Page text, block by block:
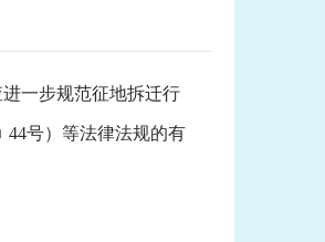
一步规范征地拆迁行
号）等法律法规的有